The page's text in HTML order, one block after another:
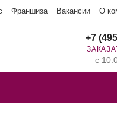
Франшиза Вакансии О
+7
с